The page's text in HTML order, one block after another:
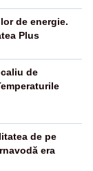
de energie.
Plus
de
de pe
era